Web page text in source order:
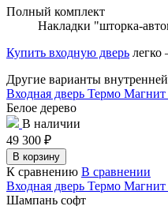
Полный комплект
Накладки "шторка-
Купить входную дверь легко
Другие варианты
Входная дверь Термо Магнит
Белое дерево
В наличии
49 300 ₽
В корзину
К сравнению В сравнении
Входная дверь Термо Магнит
Шампань софт